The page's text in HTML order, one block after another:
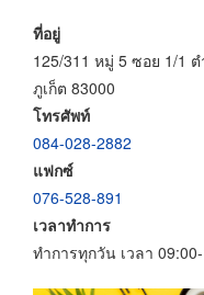
ที่อยู่
125/311 หมู่ 5 ซอย 1/1
ภูเก็ต 83000
โทรศัพท์
084-028-2882
แฟกซ์
076-528-891
เวลาทำการ
ทำการทุกวัน เวลา